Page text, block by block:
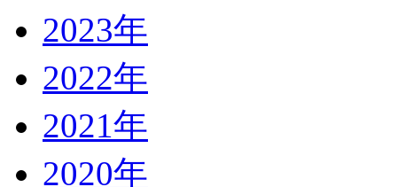
2023年
2022年
2021年
2020年